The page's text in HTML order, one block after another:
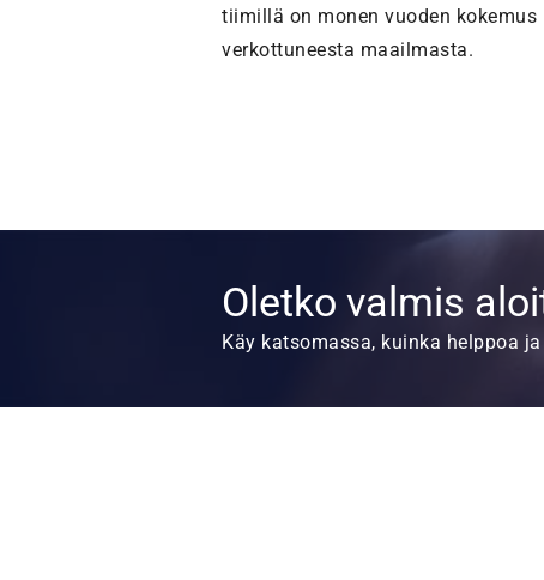
tiimillä on monen vuoden kokemus
verkottuneesta maailmasta.
Oletko valmis
Käy katsomassa, kuinka helppoa